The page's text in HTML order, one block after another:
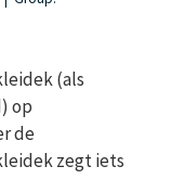
(als
op
de
zegt iets